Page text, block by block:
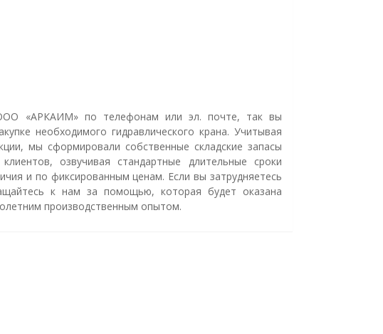
«АРКАИМ» по телефонам или эл. почте, так вы
необходимого гидравлического крана. Учитывая
мы сформировали собственные складские запасы
озвучивая стандартные длительные сроки
и по фиксированным ценам. Если вы затрудняетесь
к нам за помощью, которая будет оказана
производственным опытом.